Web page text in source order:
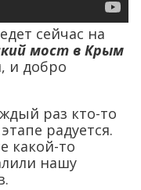
сейчас на
мост в Крым
и добро
раз кто-то
радуется.
какой-то
нашу